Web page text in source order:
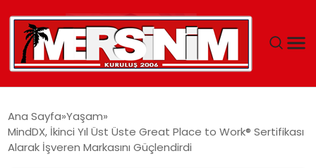
YAŞAM
Ana Sayfa Yaşam
MindDX, İkinci Yıl Üst Üste Great Place to Work® Sertifikası
Alarak İşveren Markasını Güçlendirdi